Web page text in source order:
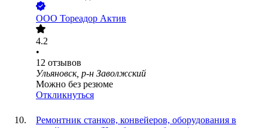
ООО Тореадор Актив
4.2
•
12 отзывов
Ульяновск, р-н Заволжский
Можно без резюме
Откликнуться
Ремонтник станков, конвейеров, оборудования в